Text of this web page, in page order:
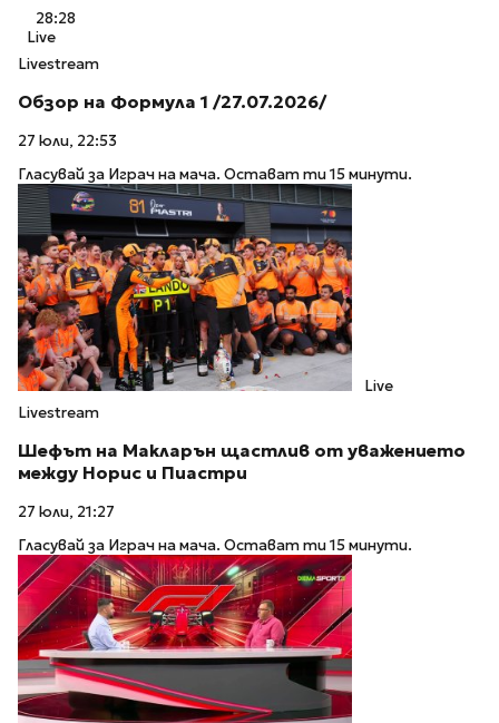
28:28
Live
Livestream
Обзор на Формула 1 /27.07.2026/
27 юли, 22:53
Гласувай за Играч на мача. Остават ти 15 минути.
Live
Livestream
Шефът на Макларън щастлив от уважението
между Норис и Пиастри
27 юли, 21:27
Гласувай за Играч на мача. Остават ти 15 минути.